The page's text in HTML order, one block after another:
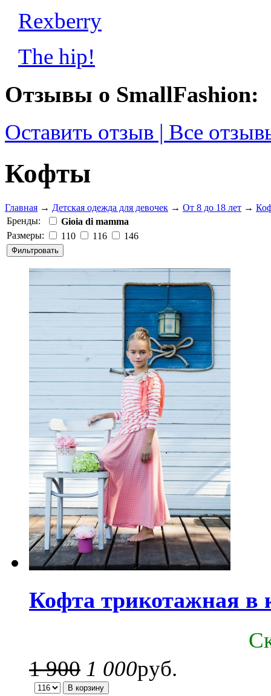
Rexberry
The hip!
Отзывы о SmallFashion:
Оставить отзыв | Все
Кофты
Главная → Детская одежда для девочек → От 8 до 18 лет →
Бренды:
Gioia di mamma
Размеры:
110 116 146
Кофта трикотажная в
1 900 1 000руб.